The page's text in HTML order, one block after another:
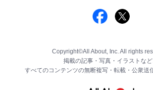
Copyright©All About, Inc. All rights
掲載の記事・写真・イラストなど
すべてのコンテンツの無断複写・転載・公衆送